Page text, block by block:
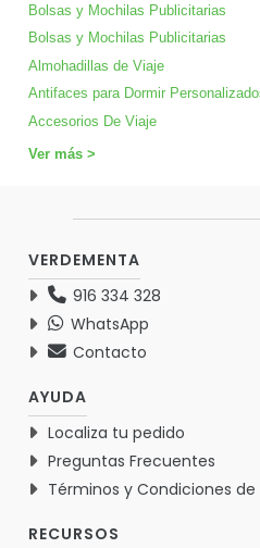
Bolsas y Mochilas Publicitarias
Bolsas y Mochilas Publicitarias
Almohadillas de Viaje
Antifaces para Dormir
Accesorios De Viaje
Ver más >
VERDEMENTA
916 334 328
WhatsApp
Contacto
AYUDA
Localiza tu pedido
Preguntas Frecuentes
Términos y Condiciones de
RECURSOS